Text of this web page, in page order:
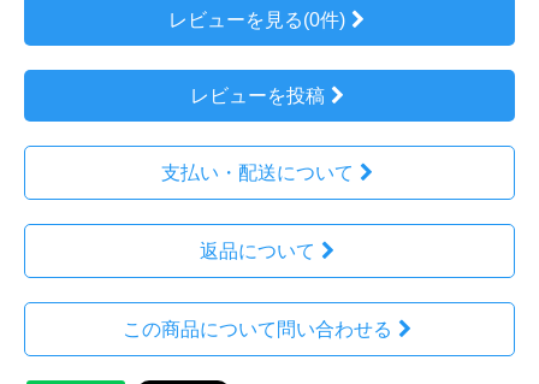
レビューを見る(0件)
レビューを投稿
支払い・配送について
返品について
この商品について問い合わせる